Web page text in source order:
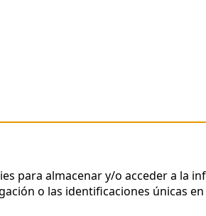
para almacenar y/o acceder a la
o las identificaciones únicas